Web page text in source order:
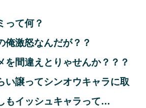
って何？
俺激怒なんだが？？
を間違えとりゃせんか？？？
い譲ってシンオウキャラに取
もイッシュキャラって…